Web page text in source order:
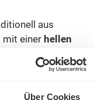
Über Cookies
aus
mit einer hellen